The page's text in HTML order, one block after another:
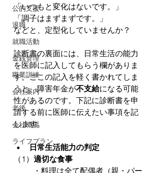
公的支援
退職
就職活動
金銭管理
職業訓練
会社案内
老後
会社概要
ライフプラン
「いつもと変化はないです。」
「調子はまずまずです。」
などと、定型化していませんか？
診断書の裏面には、日常生活の能力
を医師に記入してもらう欄がありま
す。ここの記入を軽く書かれてしま
うと、障害年金が不支給になる可能
性があるのです。下記に診断書を申
請する前に医師に伝えたい事項を記
します。
日常生活能力の判定
（1） 適切な食事